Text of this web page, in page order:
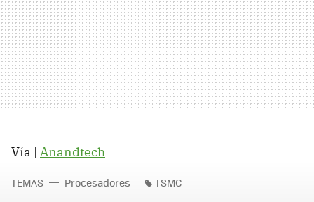
Vía | Anandtech
TEMAS Procesadores TSMC